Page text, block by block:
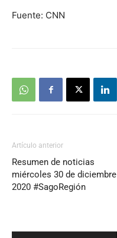
Fuente: CNN
Artículo anterior
Resumen de noticias
miércoles 30 de diciembre
2020 #SagoRegión